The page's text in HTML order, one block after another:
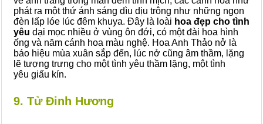
phát ra một thứ ánh sáng dìu dịu trông như những ngọn
đèn lấp lóe lúc đêm khuya. Đây là loài hoa đẹp cho tình
yêu dại mọc nhiều ở vùng ôn đới, có một đài hoa hình
ống và năm cánh hoa màu nghệ. Hoa Anh Thảo nở là
báo hiệu mùa xuân sắp đến, lúc nở cũng âm thầm, lặng
lẽ tượng trưng cho một tình yêu thầm lặng, một tình
yêu giấu kín.
9. Tử Đinh Hương